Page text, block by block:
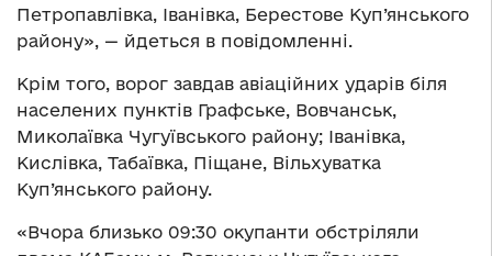
Петропавлівка, Іванівка, Берестове Куп’янського
району», — йдеться в повідомленні.
Крім того, ворог завдав авіаційних ударів біля
населених пунктів Графське, Вовчанськ,
Миколаївка Чугуївського району; Іванівка,
Кислівка, Табаївка, Піщане, Вільхуватка
Куп’янського району.
«Вчора близько 09:30 окупанти обстріляли